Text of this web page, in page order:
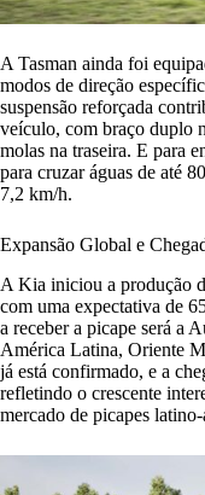
A Tasman ainda foi
modos de direção
suspensão reforçada
veículo, com braço duplo
molas na traseira. E para
para cruzar águas de até
7,2 km/h.
Expansão Global e
A Kia iniciou a produção
com uma expectativa de
a receber a picape será a
América Latina, Oriente
já está confirmado, e a
refletindo o crescente
mercado de picapes